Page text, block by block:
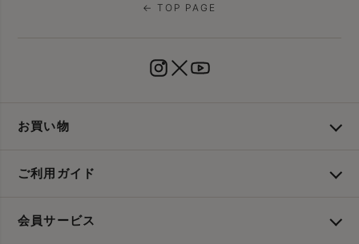
← TOP PAGE
お買い物
ご利用ガイド
会員サービス